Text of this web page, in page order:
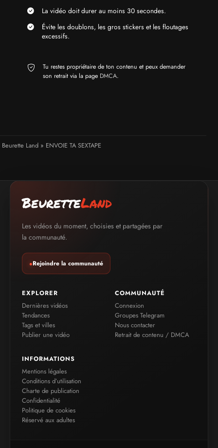
La vidéo doit durer au moins 30 secondes.
Évite les doublons, les gros stickers et les floutages
excessifs.
Tu restes propriétaire de ton contenu et peux demander
son retrait via la page DMCA.
Beurette Land » ENVOIE TA SEXTAPE
BeuretteLand
Les vidéos du moment, choisies et partagées par
la communauté.
●Rejoindre la communauté
EXPLORER
Dernières vidéos
Tendances
Tags et villes
Publier une vidéo
COMMUNAUTÉ
Connexion
Groupes Telegram
Nous contacter
Retrait de contenu / DMCA
INFORMATIONS
Mentions légales
Conditions d’utilisation
Charte de publication
Confidentialité
Politique de cookies
Réservé aux adultes